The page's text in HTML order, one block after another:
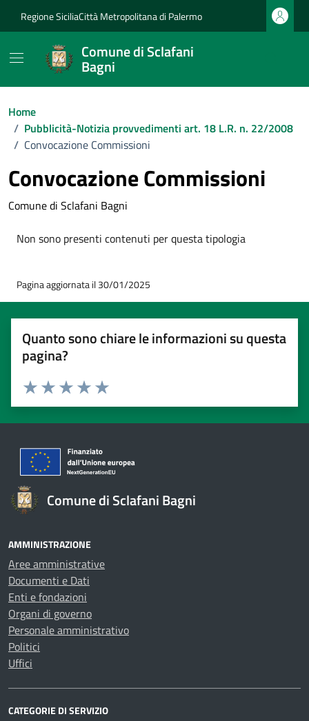
Regione SiciliaCittà Metropolitana di Palermo
Comune di Sclafani
Bagni
Home
/ Pubblicità-Notizia provvedimenti art. 18 L.R. n. 22/2008
/ Convocazione Commissioni
Convocazione Commissioni
Comune di Sclafani Bagni
Non sono presenti contenuti per questa tipologia
Pagina aggiornata il 30/01/2025
Quanto sono chiare le informazioni su questa
pagina?
Valuta 5 stelle su 5
Valuta 4 stelle su 5
Valuta 3 stelle su 5
Valuta 2 stelle su 5
Valuta 1 stelle su 5
Comune di Sclafani Bagni
AMMINISTRAZIONE
Aree amministrative
Documenti e Dati
Enti e fondazioni
Organi di governo
Personale amministrativo
Politici
Uffici
CATEGORIE DI SERVIZIO